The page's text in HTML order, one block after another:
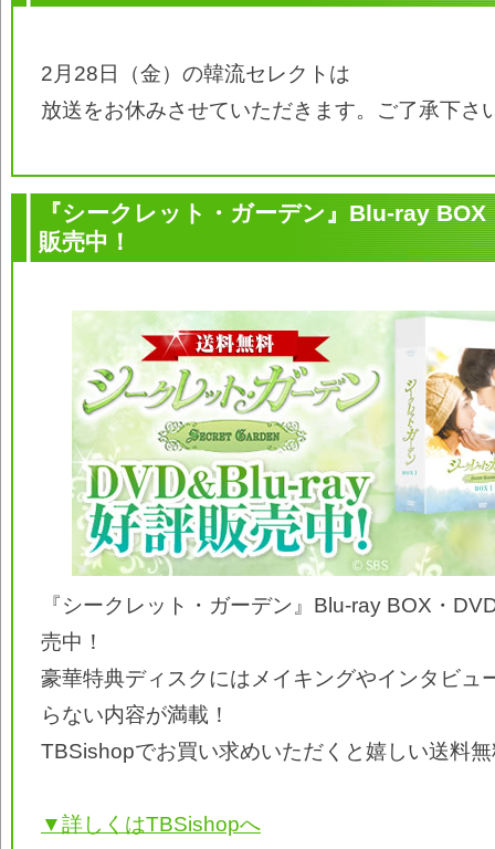
2月28日（金）の韓流セレクトは
放送をお休みさせていただきます。ご了承下さ
『シークレット・ガーデン』Blu-ray
販売中！
『シークレット・ガーデン』Blu-ray BOX・
売中！
豪華特典ディスクにはメイキングやインタビュ
らない内容が満載！
TBSishopでお買い求めいただくと嬉しい送料
▼詳しくはTBSishopへ